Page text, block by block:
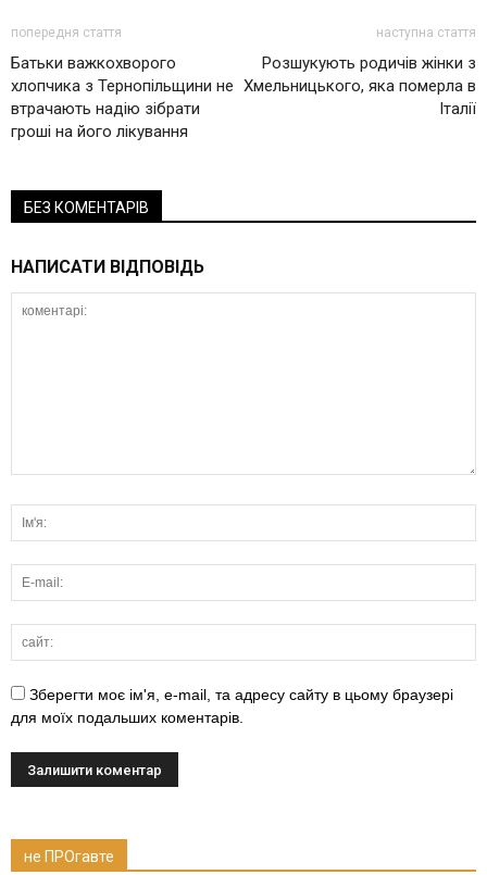
попередня стаття
Батьки важкохворого
хлопчика з Тернопільщини не
втрачають надію зібрати
гроші на його лікування
наступна стаття
Розшукують родичів жінки з
Хмельницького, яка померла в
Італії
БЕЗ КОМЕНТАРІВ
НАПИСАТИ ВІДПОВІДЬ
Зберегти моє ім'я, e-mail, та адресу сайту в цьому браузері
для моїх подальших коментарів.
не ПРОгавте